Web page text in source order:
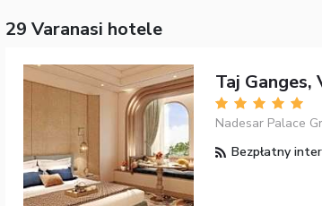
29 Varanasi hotele
Taj Ganges,
Nadesar Palace
Bezpłatny